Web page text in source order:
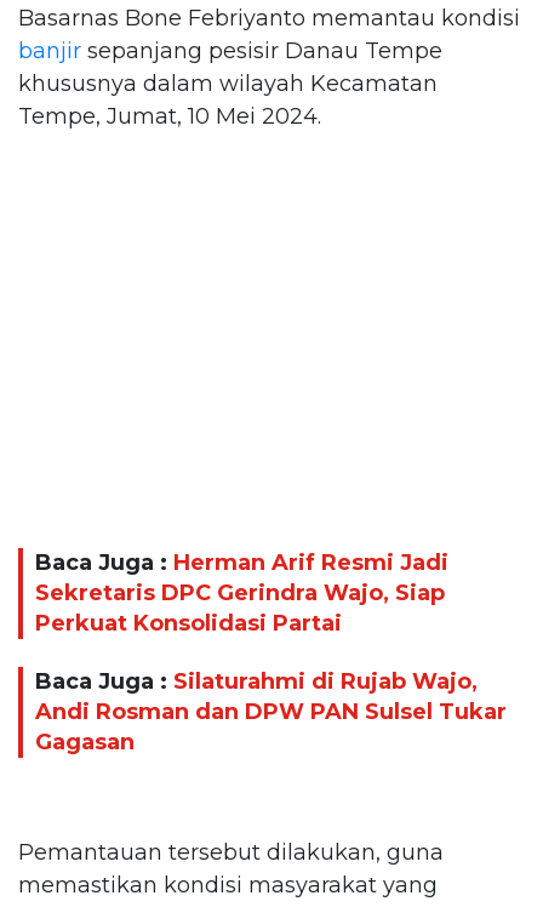
Basarnas Bone Febriyanto memantau kondisi
banjir sepanjang pesisir Danau Tempe
khususnya dalam wilayah Kecamatan
Tempe, Jumat, 10 Mei 2024.
Baca Juga : Herman Arif Resmi Jadi
Sekretaris DPC Gerindra Wajo, Siap
Perkuat Konsolidasi Partai
Baca Juga : Silaturahmi di Rujab Wajo,
Andi Rosman dan DPW PAN Sulsel Tukar
Gagasan
Pemantauan tersebut dilakukan, guna
memastikan kondisi masyarakat yang